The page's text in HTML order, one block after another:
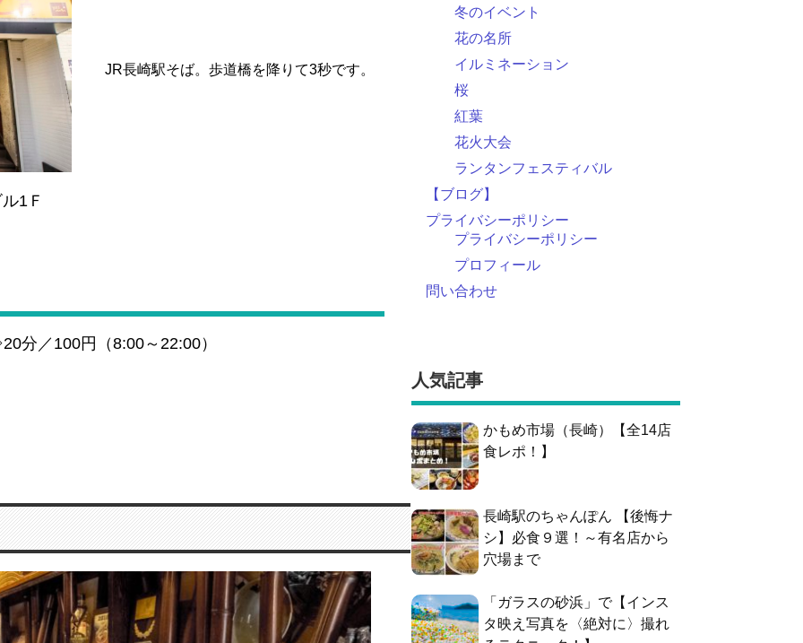
JR長崎駅そば。歩道橋を降りて3秒です。
1Ｆ
分／100円（8:00～22:00）
冬のイベント
花の名所
イルミネーション
桜
紅葉
花火大会
ランタンフェスティバル
【ブログ】
プライバシーポリシー
プライバシーポリシー
プロフィール
問い合わせ
人気記事
かもめ市場（長崎）【全14店
食レポ！】
長崎駅のちゃんぽん 【後悔ナ
シ】必食９選！～有名店から
穴場まで
「ガラスの砂浜」で【インス
タ映え写真を〈絶対に〉撮れ